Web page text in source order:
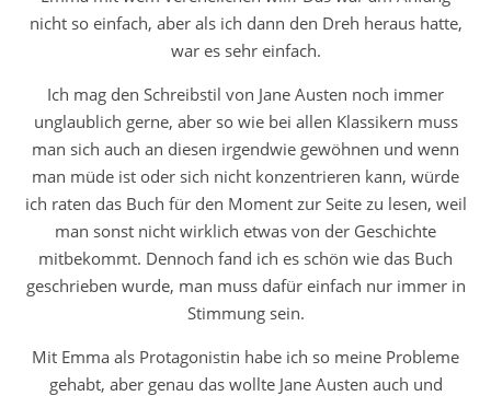
nicht so einfach, aber als ich dann den Dreh heraus hatte,
war es sehr einfach.
Ich mag den Schreibstil von Jane Austen noch immer
unglaublich gerne, aber so wie bei allen Klassikern muss
man sich auch an diesen irgendwie gewöhnen und wenn
man müde ist oder sich nicht konzentrieren kann, würde
ich raten das Buch für den Moment zur Seite zu lesen, weil
man sonst nicht wirklich etwas von der Geschichte
mitbekommt. Dennoch fand ich es schön wie das Buch
geschrieben wurde, man muss dafür einfach nur immer in
Stimmung sein.
Mit Emma als Protagonistin habe ich so meine Probleme
gehabt, aber genau das wollte Jane Austen auch und